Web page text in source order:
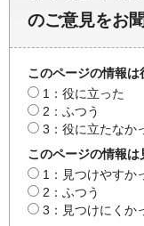
のご意見をお
このページの情報は
1：役に立った
2：ふつう
3：役に立たなか
このページの情報は
1：見つけやすか
2：ふつう
3：見つけにくか